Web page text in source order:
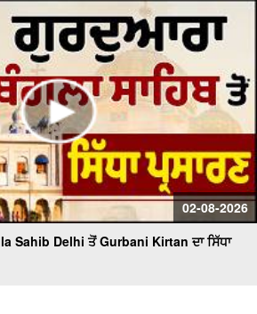
02-08-2026
Sahib Delhi ਤੋਂ Gurbani Kirtan ਦਾ ਸਿੱਧਾ